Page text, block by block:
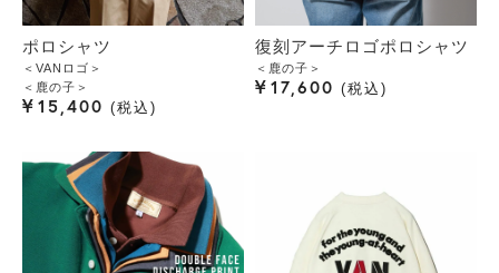
ポロシャツ
＜VANロゴ＞
＜鹿の子＞
¥ 15,400 税込
復刻アーチロゴポロシャツ
＜鹿の子＞
¥ 17,600 税込